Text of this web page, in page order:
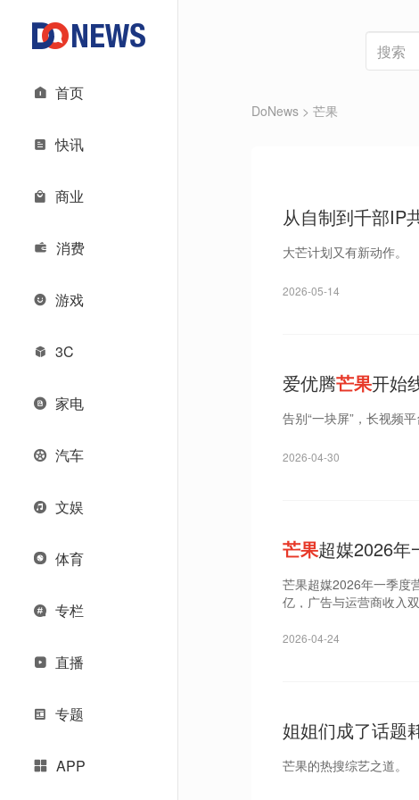
首页
快讯
商业
消费
游戏
3C
家电
汽车
文娱
体育
专栏
直播
专题
APP
DoNews > 芒果
从自制到千部IP
划
大芒计划又有新动作。
2026-05-14
爱优腾芒果开始
告别“一块屏”，长视频平
2026-04-30
芒果超媒2026年
芒果超媒2026年一季度
亿，广告与运营商收入双
2026-04-24
姐姐们成了话题
芒果的热搜综艺之道。